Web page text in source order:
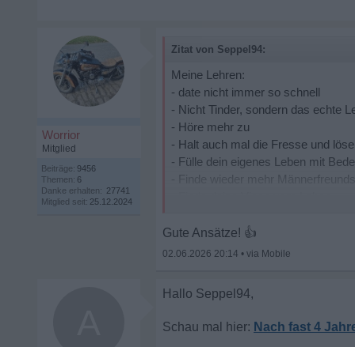
Worrior
Mitglied
Beiträge: 9456
Themen: 6
Danke erhalten: 27741
Mitglied seit: 25.12.2024
Zitat von Seppel94:
Meine Lehren:
- date nicht immer so schnell
- Nicht Tinder, sondern das echte
- Höre mehr zu
- Halt auch mal die Fresse und
- Fülle dein eigenes Leben mit
- Finde wieder mehr
- Sei spontaner, probiere neues
Gute Ansätze! 👍
02.06.2026 20:14 •
Nach fast 4